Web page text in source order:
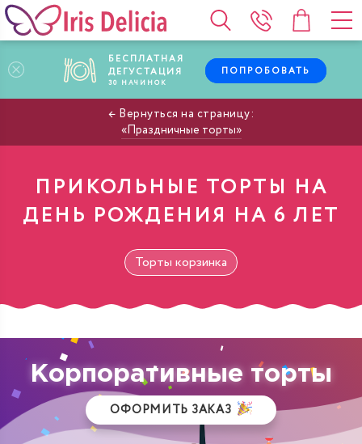
БЕСПЛАТНАЯ
ДЕГУСТАЦИЯ
30 НАЧИНОК
ПОПРОБОВАТЬ
Праздничные торты
ПРИКОЛЬНЫЕ ТОРТЫ НА
ДЕНЬ РОЖДЕНИЯ НА 6 ЛЕТ
Торты корзинка
Корпоративные торты
ОФОРМИТЬ ЗАКАЗ